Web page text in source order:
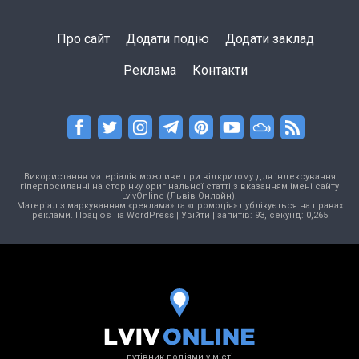
Про сайт Додати подію Додати заклад
Реклама Контакти
Використання матеріалів можливе при відкритому для індексування
гіперпосиланні на сторінку оригінальної статті з вказанням імені сайту
LvivOnline (Львів Онлайн).
Матеріал з маркуванням «реклама» та «промоція» публікується на правах
реклами. Працює на WordPress| Увійти | запитів: 93, секунд: 0,265
путівник подіями у місті